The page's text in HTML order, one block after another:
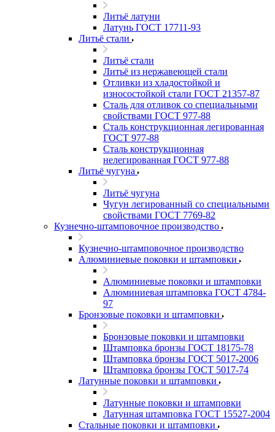
Литьё латуни
Латунь ГОСТ 17711-93
Литьё стали
Литьё стали
Литьё из нержавеющей стали
Отливки из хладостойкой и
износостойкой стали ГОСТ 21357-87
Сталь для отливок со специальными
свойствами ГОСТ 977-88
Сталь конструкционная легированная
ГОСТ 977-88
Сталь конструкционная
нелегированная ГОСТ 977-88
Литьё чугуна
Литьё чугуна
Чугун легированный со специальными
свойствами ГОСТ 7769-82
Кузнечно-штамповочное производство
Кузнечно-штамповочное производство
Алюминиевые поковки и штамповки
Алюминиевые поковки и штамповки
Алюминиевая штамповка ГОСТ 4784-
97
Бронзовые поковки и штамповки
Бронзовые поковки и штамповки
Штамповка бронзы ГОСТ 18175-78
Штамповка бронзы ГОСТ 5017-2006
Штамповка бронзы ГОСТ 5017-74
Латунные поковки и штамповки
Латунные поковки и штамповки
Латунная штамповка ГОСТ 15527-2004
Стальные поковки и штамповки